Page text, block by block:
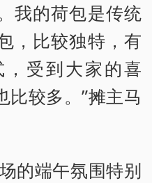
我的荷包是传统
，比较独特，有
受到大家的喜
比较多。”摊主马
的端午氛围特别